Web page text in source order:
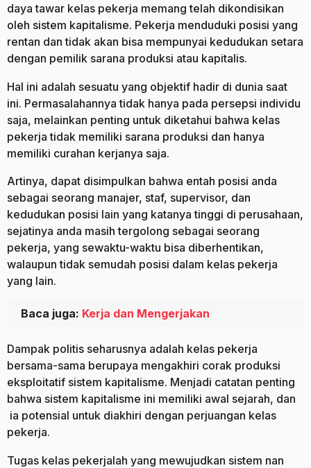
daya tawar kelas pekerja memang telah dikondisikan
oleh sistem kapitalisme. Pekerja menduduki posisi yang
rentan dan tidak akan bisa mempunyai kedudukan setara
dengan pemilik sarana produksi atau kapitalis.
Hal ini adalah sesuatu yang objektif hadir di dunia saat
ini. Permasalahannya tidak hanya pada persepsi individu
saja, melainkan penting untuk diketahui bahwa kelas
pekerja tidak memiliki sarana produksi dan hanya
memiliki curahan kerjanya saja.
Artinya, dapat disimpulkan bahwa entah posisi anda
sebagai seorang manajer, staf, supervisor, dan
kedudukan posisi lain yang katanya tinggi di perusahaan,
sejatinya anda masih tergolong sebagai seorang
pekerja, yang sewaktu-waktu bisa diberhentikan,
walaupun tidak semudah posisi dalam kelas pekerja
yang lain.
Baca juga: Kerja dan Mengerjakan
Dampak politis seharusnya adalah kelas pekerja
bersama-sama berupaya mengakhiri corak produksi
eksploitatif sistem kapitalisme. Menjadi catatan penting
bahwa sistem kapitalisme ini memiliki awal sejarah, dan
ia potensial untuk diakhiri dengan perjuangan kelas
pekerja.
Tugas kelas pekerjalah yang mewujudkan sistem nan